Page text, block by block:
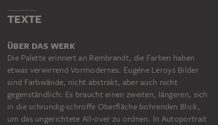
TEXTE
ÜBER DAS WERK
Die Palette erinnert an Rembrandt, die Farben haben
etwas verwirrend Vormodernes. Eugéne Leroys Bilder
sind Farbwände, nicht abstrakt, aber auch nicht
gegenständlich: Es braucht einen zweiten, längeren, sich
in die schrundig-schroffe Oberfläche bohrenden Blick,
um das ungerichtete All-over zu ordnen. In Autoportrait